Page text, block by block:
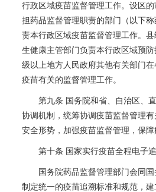
行政区域疫苗监督管理工作。设区
担药品监督管理职责的部门（以下
责本行政区域疫苗监督管理工作。
生健康主管部门负责本行政区域预
级以上地方人民政府其他有关部门
疫苗有关的监督管理工作。
第九条 国务院和省、自治区、
协调机制，统筹协调疫苗监督管理
安全形势，加强疫苗监督管理，保障
第十条 国家实行疫苗全程电子追
国务院药品监督管理部门会同
制定统一的疫苗追溯标准和规范，